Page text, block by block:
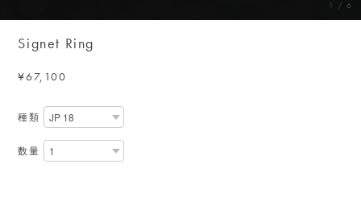
1 / 6
Signet Ring
¥67,100
種類
数量